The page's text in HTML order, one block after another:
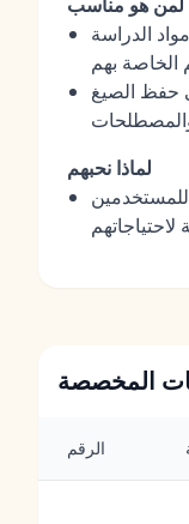
الدراسة
الخاصة بهم
حفظ الصيغ
لماذا نحبهم
للمستخدمين
المخصصة
الرقم